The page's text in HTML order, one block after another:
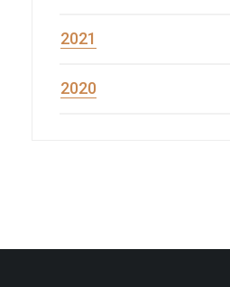
2021
2020